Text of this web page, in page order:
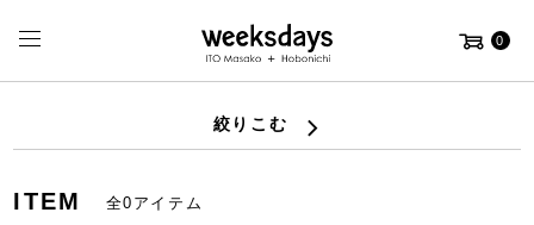
0
絞りこむ
ITEM 全0アイテム